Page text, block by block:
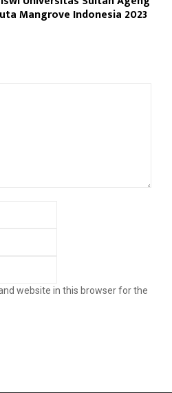
Mangrove Indonesia 2023
website in this browser for the